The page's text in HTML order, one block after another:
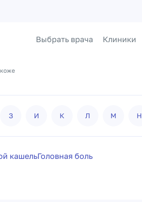
Выбрать врача Клиники
коже
З И К Л М Н
кашельГоловная боль